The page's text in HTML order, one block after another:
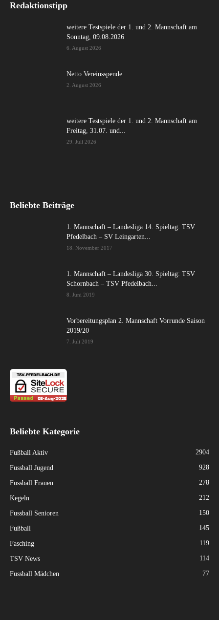
Redaktionstipp
weitere Testspiele der 1. und 2. Mannschaft am
Sonntag, 09.08.2026
6. August 2026
Netto Vereinsspende
2. August 2026
weitere Testspiele der 1. und 2. Mannschaft am
Freitag, 31.07. und...
29. Juli 2026
Beliebte Beiträge
1. Mannschaft – Landesliga 14. Spieltag: TSV
Pfedelbach – SV Leingarten...
18. November 2017
1. Mannschaft – Landesliga 30. Spieltag: TSV
Schornbach – TSV Pfedelbach...
8. Juni 2019
Vorbereitungsplan 2. Mannschaft Vorrunde Saison
2019/20
7. Juli 2019
Beliebte Kategorie
Fußball Aktiv 2904
Fussball Jugend 928
Fussball Frauen 278
Kegeln 212
Fussball Senioren 150
Fußball 145
Fasching 119
TSV News 114
Fussball Mädchen 77